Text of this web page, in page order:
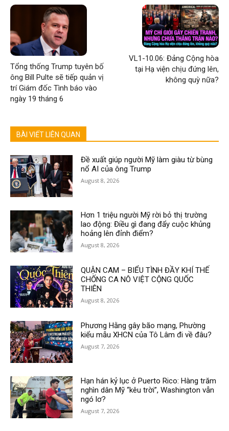
Tổng thống Trump tuyên bố
ông Bill Pulte sẽ tiếp quản vị
trí Giám đốc Tình báo vào
ngày 19 tháng 6
VL1-10.06: Đảng Cộng hòa
tại Hạ viện chịu đứng lên,
không quỳ nữa?
BÀI VIẾT LIÊN QUAN
Đề xuất giúp người Mỹ làm giàu từ bùng
nổ AI của ông Trump
August 8, 2026
Hơn 1 triệu người Mỹ rời bỏ thị trường
lao động: Điều gì đang đẩy cuộc khủng
hoảng lên đỉnh điểm?
August 8, 2026
QUẬN CAM – BIỂU TÌNH ĐẦY KHÍ THẾ
CHỐNG CA NÔ VIỆT CỘNG QUỐC
THIÊN
August 8, 2026
Phương Hằng gây bão mạng, Phường
kiểu mẫu XHCN của Tô Lâm đi về đâu?
August 7, 2026
Hạn hán kỷ lục ở Puerto Rico: Hàng trăm
nghìn dân Mỹ “kêu trời”, Washington vẫn
ngó lơ?
August 7, 2026